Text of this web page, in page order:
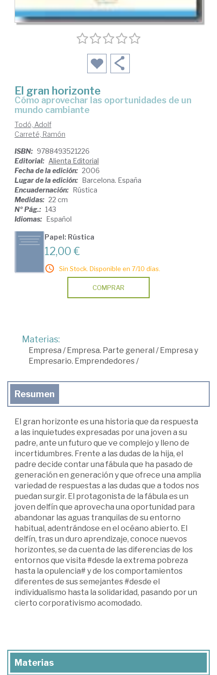
El gran horizonte
cómo aprovechar las oportunidades de un
mundo cambiante
Todó, Adolf
Carreté, Ramón
ISBN: 9788493521226
Editorial: Alienta Editorial
Fecha de la edición: 2006
Lugar de la edición: Barcelona. España
Encuadernación: Rústica
Medidas: 22 cm
Nº Pág.: 143
Idiomas: Español
Papel: Rústica
12,00 €
Sin Stock. Disponible en 7/10 días.
COMPRAR
Materias:
Empresa /Empresa. Parte general /Empresa y
Empresario. Emprendedores/
Resumen
El gran horizonte es una historia que da respuesta
a las inquietudes expresadas por una joven a su
padre, ante un futuro que ve complejo y lleno de
incertidumbres. Frente a las dudas de la hija, el
padre decide contar una fábula que ha pasado de
generación en generación y que ofrece una amplia
variedad de respuestas a las dudas que a todos nos
puedan surgir. El protagonista de la fábula es un
joven delfín que aprovecha una oportunidad para
abandonar las aguas tranquilas de su entorno
habitual, adentrándose en el océano abierto. El
delfín, tras un duro aprendizaje, conoce nuevos
horizontes, se da cuenta de las diferencias de los
entornos que visita #desde la extrema pobreza
hasta la opulencia# y de los comportamientos
diferentes de sus semejantes #desde el
individualismo hasta la solidaridad, pasando por un
cierto corporativismo acomodado.
Materias